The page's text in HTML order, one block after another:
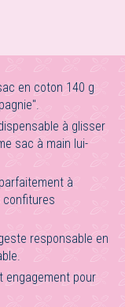
en coton 140 g
à glisser
sac à main lui-
à
confitures
responsable en
engagement pour